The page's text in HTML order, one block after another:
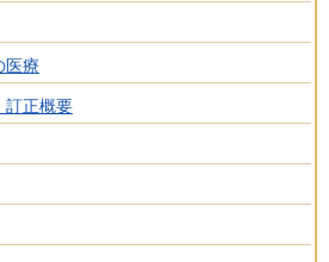
医療
正概要